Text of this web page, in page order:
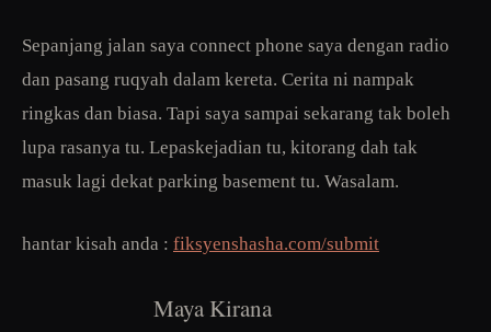
Sepanjang jalan saya connect phone saya dengan radio
dan pasang ruqyah dalam kereta. Cerita ni nampak
ringkas dan biasa. Tapi saya sampai sekarang tak boleh
lupa rasanya tu. Lepaskejadian tu, kitorang dah tak
masuk lagi dekat parking basement tu. Wasalam.
hantar kisah anda : fiksyenshasha.com/submit
Maya Kirana